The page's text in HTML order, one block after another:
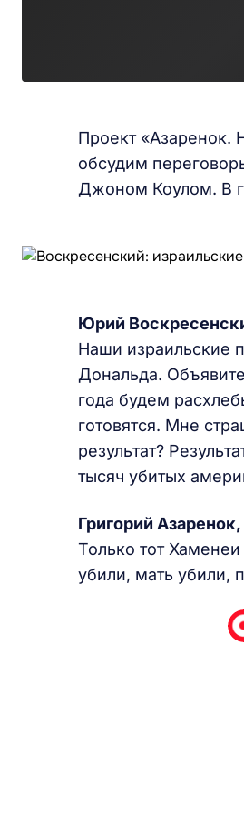
Проект
обсудим
Джоном Коулом. В
Юрий
Наши израильские
Дональда.
года будем
готовятся. Мне
результат?
тысяч убитых
Григорий
Только тот
убили, мать убили,